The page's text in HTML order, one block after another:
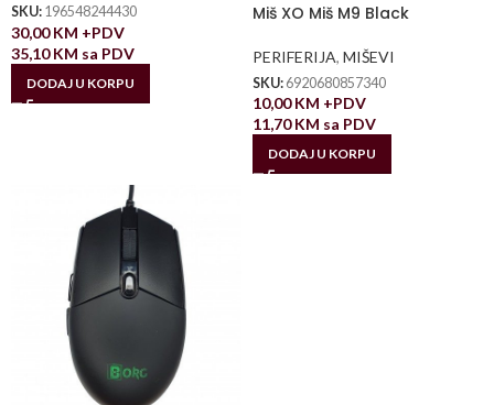
SKU: 196548244430
30,00KM +PDV
35,10KM sa PDV
DODAJ U KORPU
Miš XO Miš M9 Black
PERIFERIJA, MIŠEVI
SKU: 6920680857340
10,00KM +PDV
11,70KM sa PDV
DODAJ U KORPU